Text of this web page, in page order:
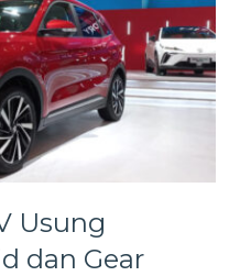
Usung
dan Gear